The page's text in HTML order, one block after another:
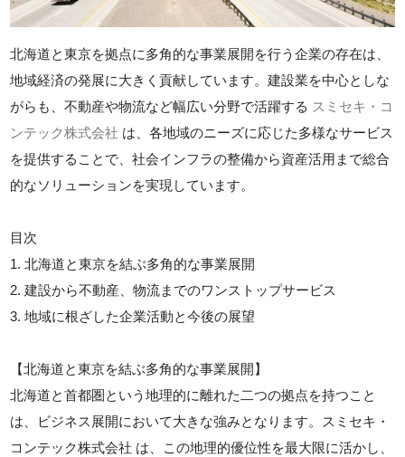
北海道と東京を拠点に多角的な事業展開を行う企業の存在は、
地域経済の発展に大きく貢献しています。建設業を中心としな
がらも、不動産や物流など幅広い分野で活躍する スミセキ・コ
ンテック株式会社 は、各地域のニーズに応じた多様なサービス
を提供することで、社会インフラの整備から資産活用まで総合
的なソリューションを実現しています。
目次
1. 北海道と東京を結ぶ多角的な事業展開
2. 建設から不動産、物流までのワンストップサービス
3. 地域に根ざした企業活動と今後の展望
【北海道と東京を結ぶ多角的な事業展開】
北海道と首都圏という地理的に離れた二つの拠点を持つこと
は、ビジネス展開において大きな強みとなります。スミセキ・
コンテック株式会社 は、この地理的優位性を最大限に活かし、